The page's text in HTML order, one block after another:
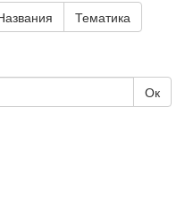
Тематика
Ок